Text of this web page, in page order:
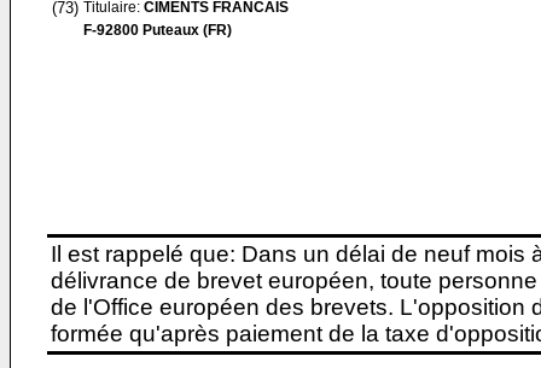
(73) Titulaire: CIMENTS FRANCAIS
F-92800 Puteaux (FR)
Il est rappelé que: Dans un délai de neuf
délivrance de brevet européen, toute
de l'Office européen des brevets. L'opposition
formée qu'après paiement de la taxe